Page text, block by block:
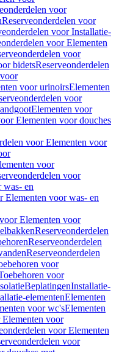
voor
Reserveonderdelen voor
voor Installatie-
voor Elementen
voor
bidetsReserveonderdelen
voor urinoirsElementen
voor
Elementen voor
Elementen voor douches
voor Elementen voor
voor
voor
was- en
Elementen voor was- en
Elementen voor
Reserveonderdelen
Reserveonderdelen
Reserveonderdelen
voor
voor
BeplatingenInstallatie-
elementenElementen
voor wc'sElementen
Elementen voor
voor Elementen
voor